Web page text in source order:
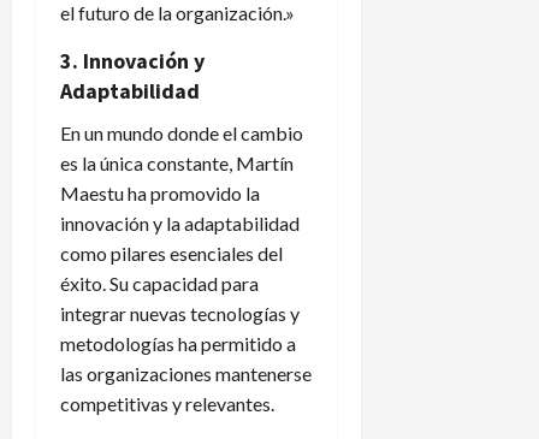
el futuro de la organización.»
3. Innovación y
Adaptabilidad
En un mundo donde el cambio
es la única constante, Martín
Maestu ha promovido la
innovación y la adaptabilidad
como pilares esenciales del
éxito. Su capacidad para
integrar nuevas tecnologías y
metodologías ha permitido a
las organizaciones mantenerse
competitivas y relevantes.